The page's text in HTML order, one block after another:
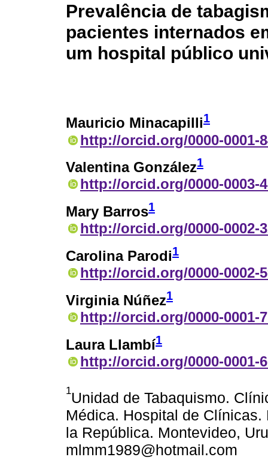
Prevalência de
pacientes internados
um hospital público
Mauricio Minacapilli1
http://orcid.org/0000-0001-
Valentina González1
http://orcid.org/0000-0003-
Mary Barros1
http://orcid.org/0000-0002-
Carolina Parodi1
http://orcid.org/0000-0002-
Virginia Núñez1
http://orcid.org/0000-0001-
Laura Llambí1
http://orcid.org/0000-0001-
1Unidad de Tabaquismo.
Médica. Hospital de
la República. Montevideo,
mlmm1989@hotmail.com